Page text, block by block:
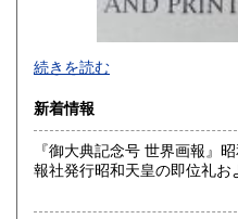
最寄駅：花小金井
営業時間：10:00〜18:00
定休日：不定休
続きを読む
新着情報
『御大典記念号 世界画報』
報社発行昭和天皇の即位礼お
るグラフ雑誌の臨時増刊号
事を写した貴重な写真や解